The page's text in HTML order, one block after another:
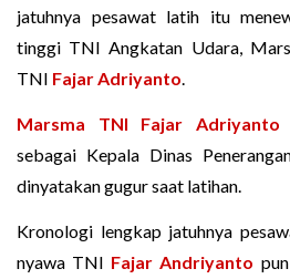
jatuhnya pesawat latih itu
tinggi TNI Angkatan Udara,
TNI Fajar Adriyanto.
Marsma TNI Fajar Adriyanto
sebagai Kepala Dinas
dinyatakan gugur saat latihan.
Kronologi lengkap jatuhnya
nyawa TNI Fajar Andriyanto